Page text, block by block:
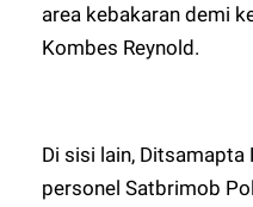
area kebakaran demi
Kombes Reynold.
Di sisi lain,
personel Satbrimob